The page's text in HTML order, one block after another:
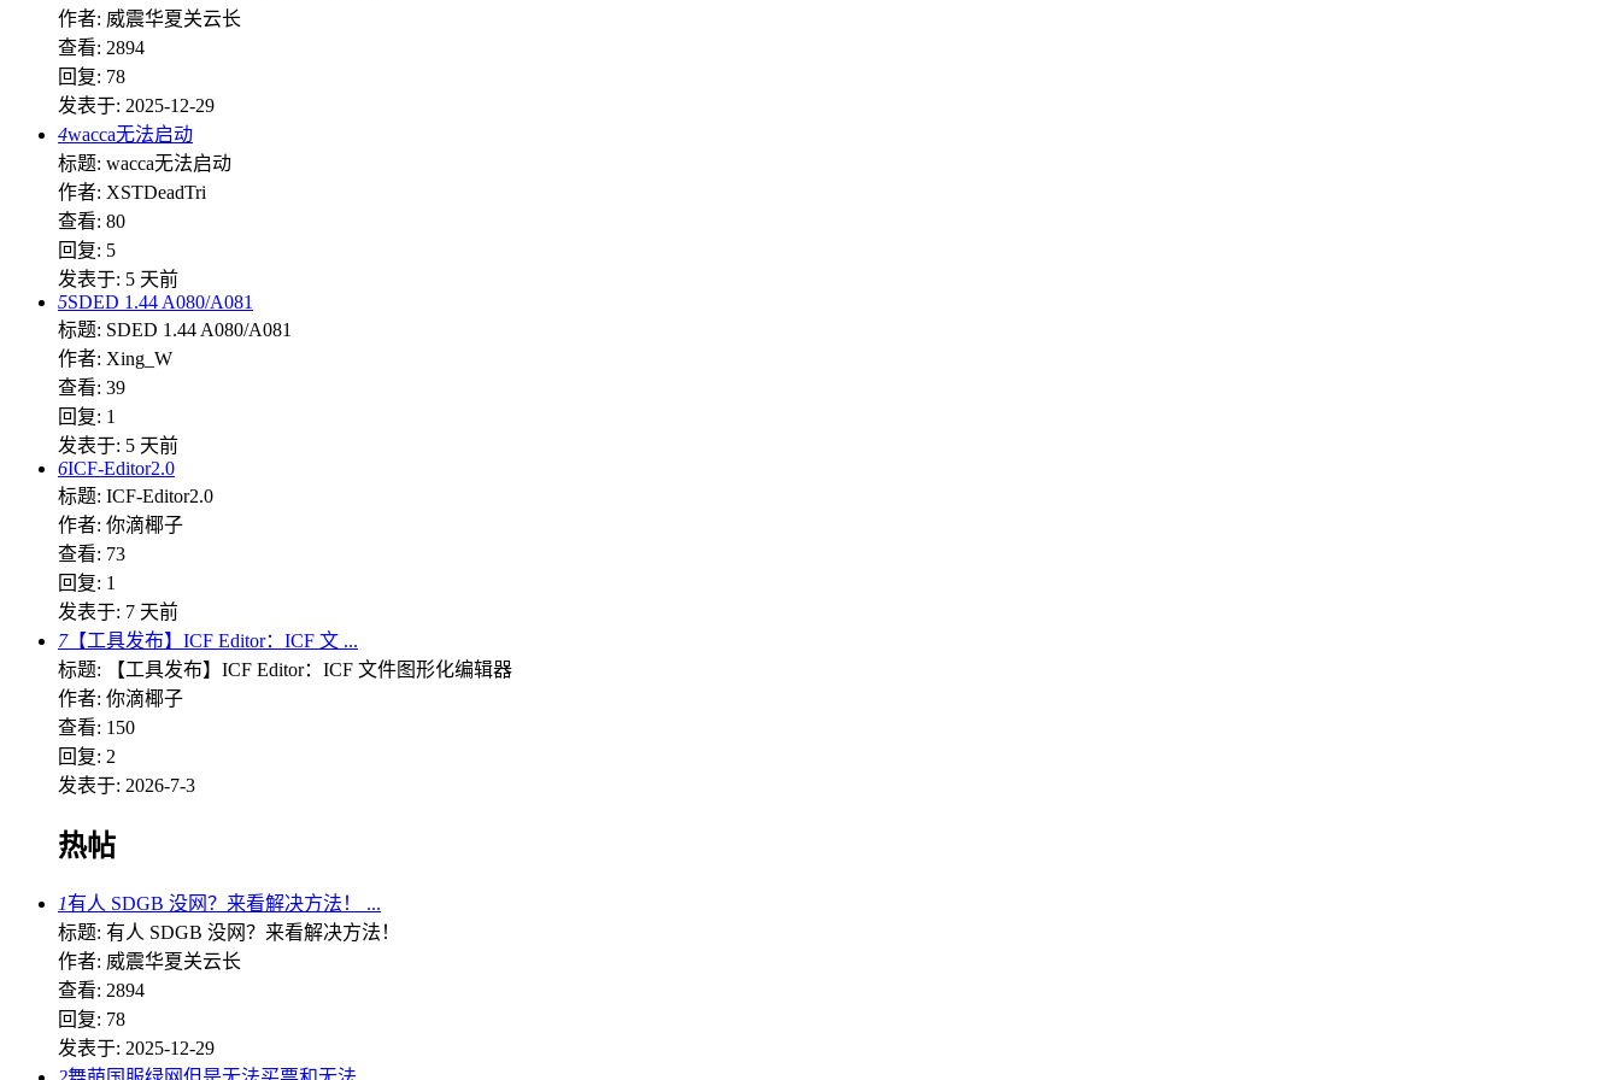
作者: 威震华夏关云长
查看: 2894
回复: 78
发表于: 2025-12-29
4wacca无法启动
标题: wacca无法启动
作者: XSTDeadTri
查看: 80
回复: 5
发表于: 5 天前
5SDED 1.44 A080/A081
标题: SDED 1.44 A080/A081
作者: Xing_W
查看: 39
回复: 1
发表于: 5 天前
6ICF-Editor2.0
标题: ICF-Editor2.0
作者: 你滴椰子
查看: 73
回复: 1
发表于: 7 天前
7【工具发布】ICF Editor：ICF 文 ...
标题: 【工具发布】ICF Editor：ICF 文件图形化编辑器
作者: 你滴椰子
查看: 150
回复: 2
发表于: 2026-7-3
热帖
1有人 SDGB 没网？来看解决方法！ ...
标题: 有人 SDGB 没网？来看解决方法！
作者: 威震华夏关云长
查看: 2894
回复: 78
发表于: 2025-12-29